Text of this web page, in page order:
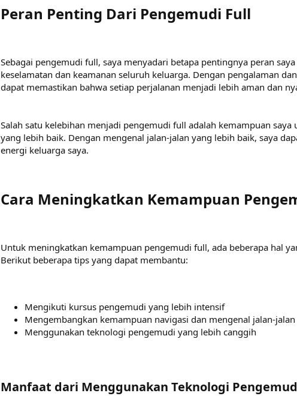
Peran Penting Dari Pengemudi Full​
Sebagai pengemudi full, saya menyadari betapa pentingnya peran
keselamatan dan keamanan seluruh keluarga. Dengan pengalaman
dapat memastikan bahwa setiap perjalanan menjadi lebih aman dan
Salah satu kelebihan menjadi pengemudi full adalah kemampuan saya
yang lebih baik. Dengan mengenal jalan-jalan yang lebih baik, saya
energi keluarga saya.
Cara Meningkatkan Kemampuan
Untuk meningkatkan kemampuan pengemudi full, ada beberapa hal
Berikut beberapa tips yang dapat membantu:
Mengikuti kursus pengemudi yang lebih intensif
Mengembangkan kemampuan navigasi dan mengenal jalan-jalan
Menggunakan teknologi pengemudi yang lebih canggih
Manfaat dari Menggunakan Teknologi